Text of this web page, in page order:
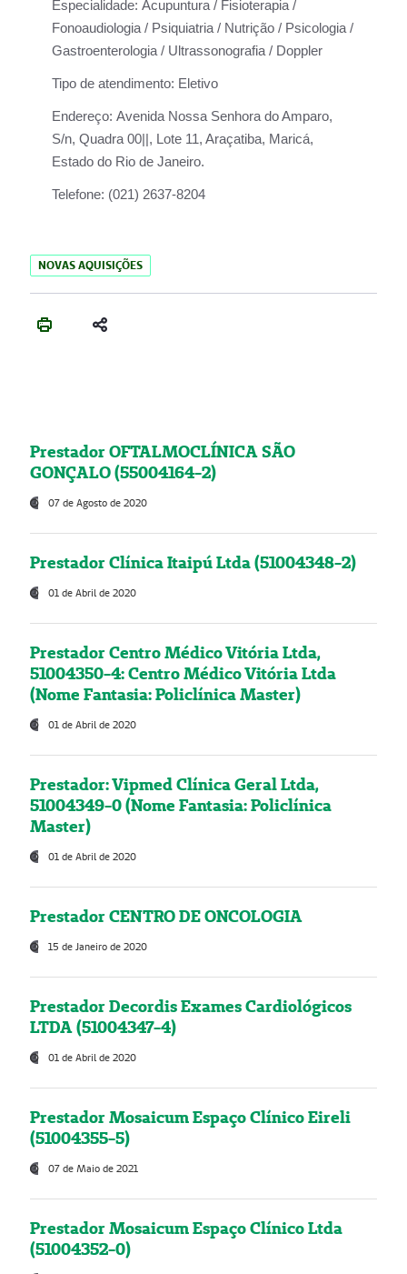
Especialidade: Acupuntura / Fisioterapia /
Fonoaudiologia / Psiquiatria / Nutrição / Psicologia /
Gastroenterologia / Ultrassonografia / Doppler
Tipo de atendimento: Eletivo
Endereço: Avenida Nossa Senhora do Amparo,
S/n, Quadra 00||, Lote 11, Araçatiba, Maricá,
Estado do Rio de Janeiro.
Telefone: (021) 2637-8204
NOVAS AQUISIÇÕES
Prestador OFTALMOCLÍNICA SÃO
GONÇALO (55004164-2)
07 de Agosto de 2020
Prestador Clínica Itaipú Ltda (51004348-2)
01 de Abril de 2020
Prestador Centro Médico Vitória Ltda,
51004350-4: Centro Médico Vitória Ltda
(Nome Fantasia: Policlínica Master)
01 de Abril de 2020
Prestador: Vipmed Clínica Geral Ltda,
51004349-0 (Nome Fantasia: Policlínica
Master)
01 de Abril de 2020
Prestador CENTRO DE ONCOLOGIA
15 de Janeiro de 2020
Prestador Decordis Exames Cardiológicos
LTDA (51004347-4)
01 de Abril de 2020
Prestador Mosaicum Espaço Clínico Eireli
(51004355-5)
07 de Maio de 2021
Prestador Mosaicum Espaço Clínico Ltda
(51004352-0)